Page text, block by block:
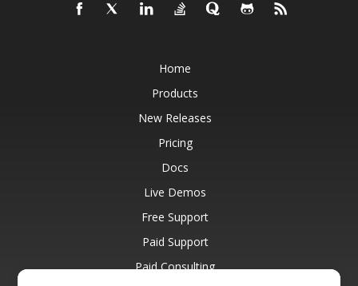
Home
Products
New Releases
Pricing
Docs
Live Demos
Free Support
Paid Support
Paid Consulting